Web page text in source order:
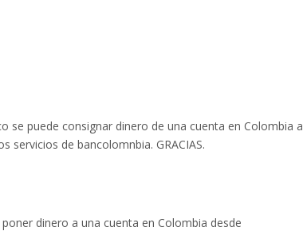
puede consignar dinero de una cuenta en Colombia a
servicios de bancolomnbia. GRACIAS.
dinero a una cuenta en Colombia desde